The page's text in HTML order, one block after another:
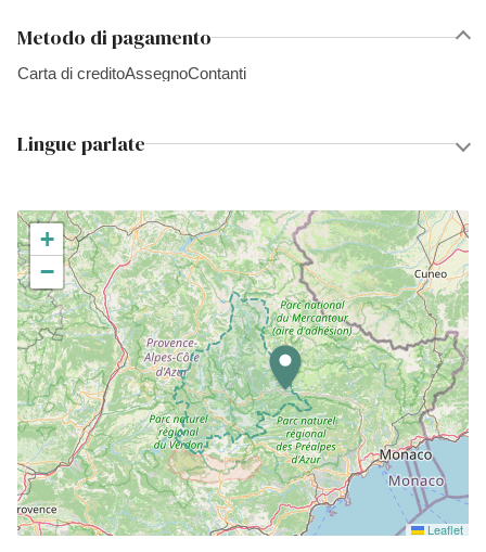
Metodo di pagamento
Carta di creditoAssegnoContanti
Lingue parlate
+
−
Leaflet